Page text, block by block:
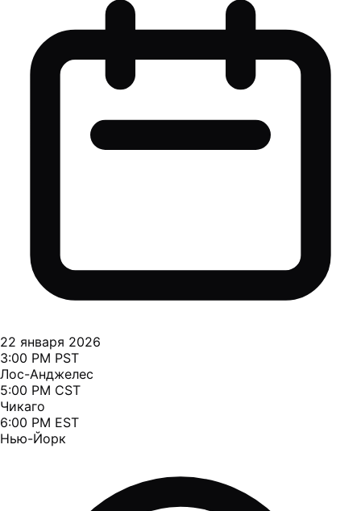
22 января 2026
3:00 PM PST
Лос-Анджелес
5:00 PM CST
Чикаго
6:00 PM EST
Нью-Йорк